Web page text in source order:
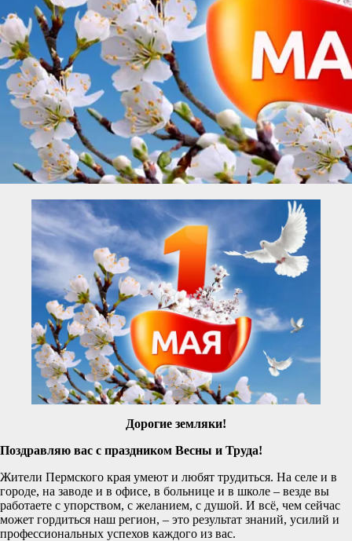
Дорогие земляки!
Поздравляю вас с праздником Весны и Труда!
Жители Пермского края умеют и любят трудиться. На селе и в
городе, на заводе и в офисе, в больнице и в школе – везде вы
работаете с упорством, с желанием, с душой. И всё, чем сейчас
может гордиться наш регион, – это результат знаний, усилий и
профессиональных успехов каждого из вас.